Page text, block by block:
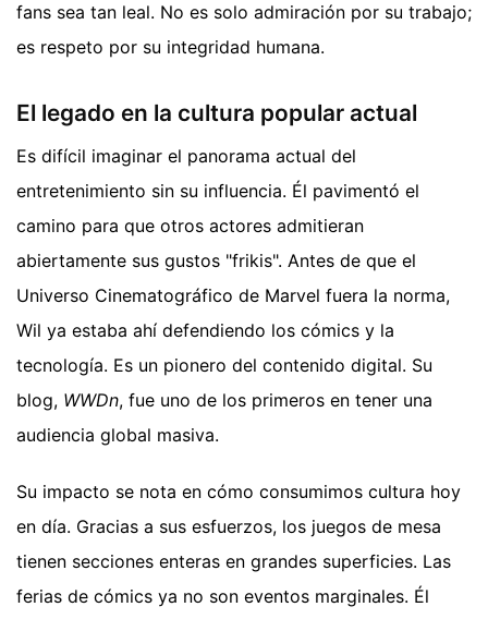
fans sea tan leal. No es solo admiración por su trabajo;
es respeto por su integridad humana.
El legado en la cultura popular actual
Es difícil imaginar el panorama actual del
entretenimiento sin su influencia. Él pavimentó el
camino para que otros actores admitieran
abiertamente sus gustos "frikis". Antes de que el
Universo Cinematográfico de Marvel fuera la norma,
Wil ya estaba ahí defendiendo los cómics y la
tecnología. Es un pionero del contenido digital. Su
blog, WWDn, fue uno de los primeros en tener una
audiencia global masiva.
Su impacto se nota en cómo consumimos cultura hoy
en día. Gracias a sus esfuerzos, los juegos de mesa
tienen secciones enteras en grandes superficies. Las
ferias de cómics ya no son eventos marginales. Él